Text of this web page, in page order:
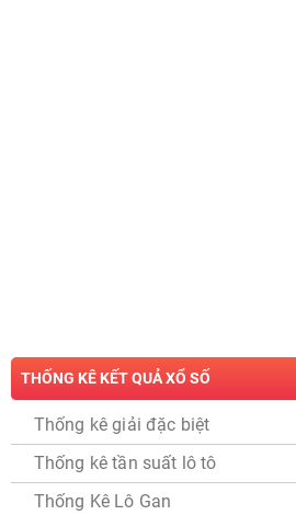
THỐNG KÊ KẾT QUẢ XỔ SỐ
Thống kê giải đặc biệt
Thống kê tần suất lô tô
Thống Kê Lô Gan